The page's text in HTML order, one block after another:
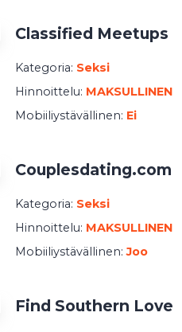
Classified Meetups
Kategoria: Seksi
Hinnoittelu: MAKSULLINEN
Mobiiliystävällinen: Ei
Couplesdating.com
Kategoria: Seksi
Hinnoittelu: MAKSULLINEN
Mobiiliystävällinen:Joo
Find Southern Love